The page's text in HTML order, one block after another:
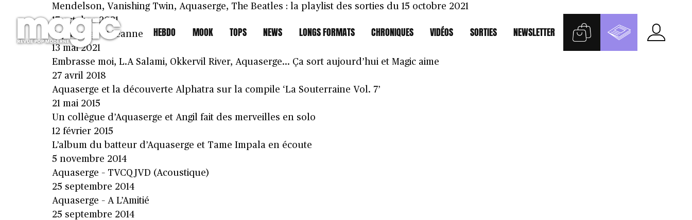
HEBDO MOOK TOPS NEWS LONGS FORMATS CHRONIQUES VIDÉOS SORTIES NEWSLETTER
Mendelson, Vanishing Twin, Aquaserge, The Beatles : la playlist des sorties du 15 octobre 2021
17 octobre 2021
Aquaserge et Jeanne Added en concert à Nantes le 14 mai
13 mai 2021
Embrasse moi, L.A Salami, Okkervil River, Aquaserge… Ça sort aujourd’hui et Magic aime
27 avril 2018
Aquaserge et la découverte Alphatra sur la compile ‘La Souterraine Vol. 7’
21 mai 2015
Un collègue d’Aquaserge et Angil fait des merveilles en solo
12 février 2015
L’album du batteur d’Aquaserge et Tame Impala en écoute
5 novembre 2014
Aquaserge – TVCQJVD (Acoustique)
25 septembre 2014
Aquaserge – A L’Amitié
25 septembre 2014